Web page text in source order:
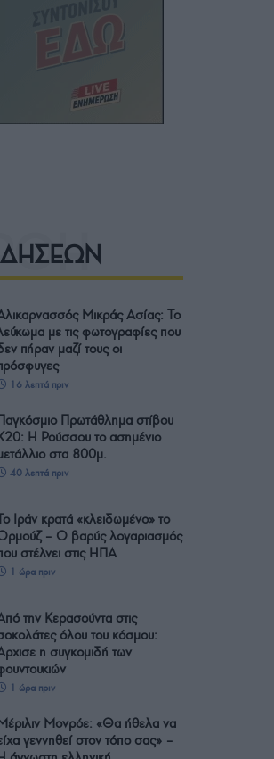
Μικράς Ασίας: Το
με τις φωτογραφίες που
πήραν μαζί τους οι
16 λεπτά πριν
Παγκόσμιο Πρωτάθλημα στίβου
Κ20: Η Ρούσσου το ασημένιο
στα 800μ.
40 λεπτά πριν
Ιράν κρατά «κλειδωμένο» το
– Ο βαρύς λογαριασμός
στέλνει στις ΗΠΑ
1 ώρα πριν
την Κερασούντα στις
όλου του κόσμου:
η συγκομιδή των
1 ώρα πριν
Μονρόε: «Θα ήθελα να
γεννηθεί στον τόπο σας» –